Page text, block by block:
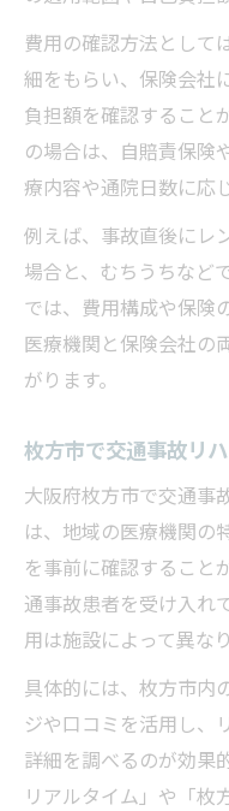
費用の確認方法として
細をもらい、保険会社
負担額を確認すること
の場合は、自賠責保険
療内容や通院日数に応
例えば、事故直後にレ
場合と、むちうちなど
では、費用構成や保険
医療機関と保険会社の
がります。
枚方市で交通事故リ
大阪府枚方市で交通事
は、地域の医療機関の
を事前に確認すること
通事故患者を受け入れ
用は施設によって異なり
具体的には、枚方市内
ジや口コミを活用し、
詳細を調べるのが効果
リアルタイム」や「枚